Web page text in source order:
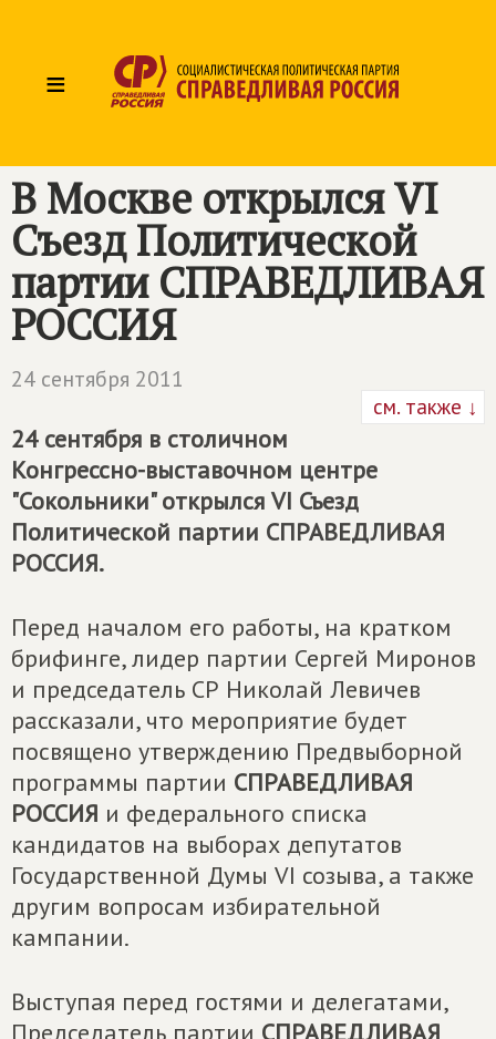
≡
В Москве открылся VI
Съезд Политической
партии СПРАВЕДЛИВАЯ
РОССИЯ
24 сентября 2011
см. также ↓
24 сентября в столичном
Конгрессно-выставочном центре
"Сокольники" открылся VI Съезд
Политической партии СПРАВЕДЛИВАЯ
РОССИЯ.
Перед началом его работы, на кратком
брифинге, лидер партии Сергей Миронов
и председатель СР Николай Левичев
рассказали, что мероприятие будет
посвящено утверждению Предвыборной
программы партии СПРАВЕДЛИВАЯ
РОССИЯ и федерального списка
кандидатов на выборах депутатов
Государственной Думы VI созыва, а также
другим вопросам избирательной
кампании.
Выступая перед гостями и делегатами,
Председатель партии СПРАВЕДЛИВАЯ